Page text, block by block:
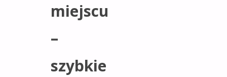
miejscu
–
szybkie